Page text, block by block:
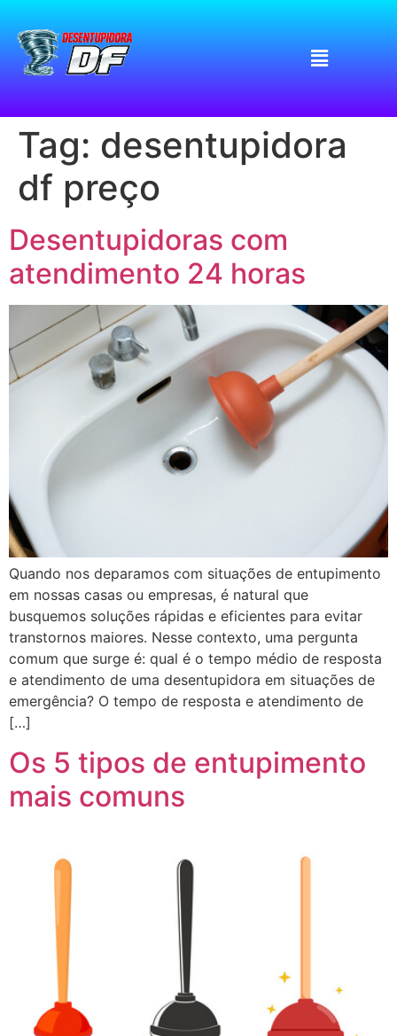
Tag: desentupidora
df preço
Desentupidoras com
atendimento 24 horas
Quando nos deparamos com situações de entupimento
em nossas casas ou empresas, é natural que
busquemos soluções rápidas e eficientes para evitar
transtornos maiores. Nesse contexto, uma pergunta
comum que surge é: qual é o tempo médio de resposta
e atendimento de uma desentupidora em situações de
emergência? O tempo de resposta e atendimento de
[…]
Os 5 tipos de entupimento
mais comuns